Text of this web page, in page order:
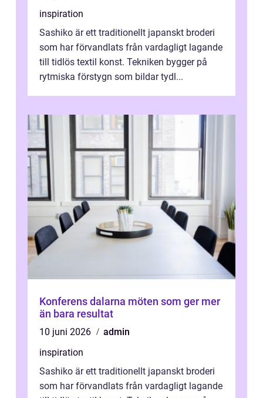
inspiration
Sashiko är ett traditionellt japanskt broderi
som har förvandlats från vardagligt lagande
till tidlös textil konst. Tekniken bygger på
rytmiska förstygn som bildar tydl...
Konferens dalarna möten som ger mer
än bara resultat
10 juni 2026
admin
inspiration
Sashiko är ett traditionellt japanskt broderi
som har förvandlats från vardagligt lagande